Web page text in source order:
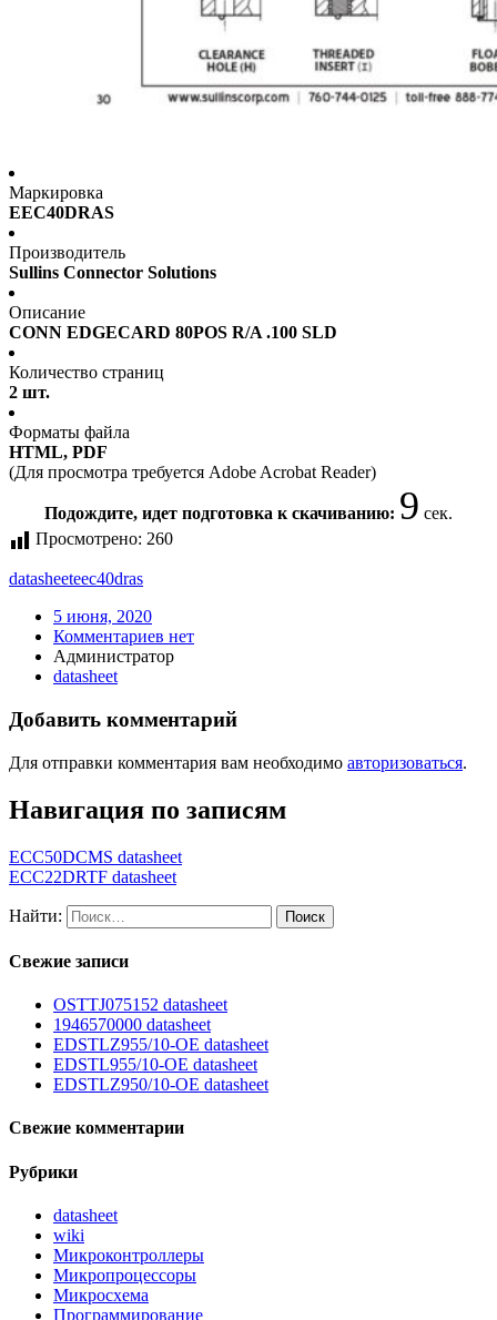
Маркировка
EEC40DRAS
Производитель
Sullins Connector Solutions
Описание
CONN EDGECARD 80POS R/A .100 SLD
Количество страниц
2 шт.
Форматы файла
HTML, PDF
(Для просмотра требуется Adobe Acrobat Reader)
Подождите, идет подготовка к скачиванию: 9 сек.
Просмотрено: 260
datasheeteec40dras
5 июня, 2020
Комментариев нет
Администратор
datasheet
Добавить комментарий
Для отправки комментария вам необходимо авторизоваться.
Навигация по записям
ECC50DCMS datasheet
ECC22DRTF datasheet
Найти:
Свежие записи
OSTTJ075152 datasheet
1946570000 datasheet
EDSTLZ955/10-OE datasheet
EDSTL955/10-OE datasheet
EDSTLZ950/10-OE datasheet
Свежие комментарии
Рубрики
datasheet
wiki
Микроконтроллеры
Микропроцессоры
Микросхема
Программирование